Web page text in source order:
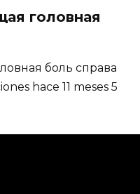
головная
боль справа
hace 11 meses 5